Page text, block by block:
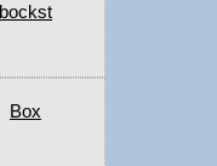
bockst
Box